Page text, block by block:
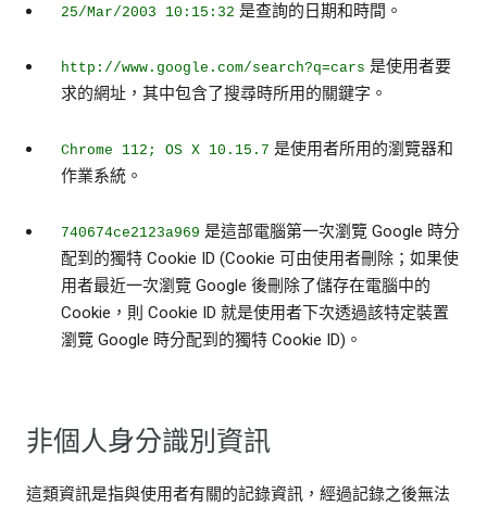
25/Mar/2003 10:15:32 是查詢的日期和時間。
http://www.google.com/search?q=cars 是使用者要
求的網址，其中包含了搜尋時所用的關鍵字。
Chrome 112; OS X 10.15.7 是使用者所用的瀏覽器和
作業系統。
740674ce2123a969 是這部電腦第一次瀏覽 Google 時分
配到的獨特 Cookie ID (Cookie 可由使用者刪除；如果使
用者最近一次瀏覽 Google 後刪除了儲存在電腦中的
Cookie，則 Cookie ID 就是使用者下次透過該特定裝置
瀏覽 Google 時分配到的獨特 Cookie ID)。
非個人身分識別資訊
這類資訊是指與使用者有關的記錄資訊，經過記錄之後無法